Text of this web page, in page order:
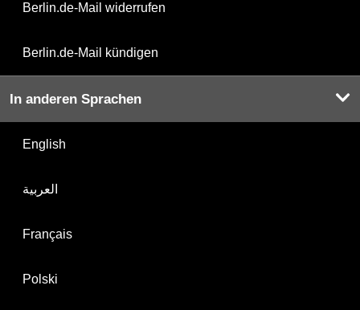
Berlin.de-Mail widerrufen
Berlin.de-Mail kündigen
In anderen Sprachen
English
العربية
Français
Polski